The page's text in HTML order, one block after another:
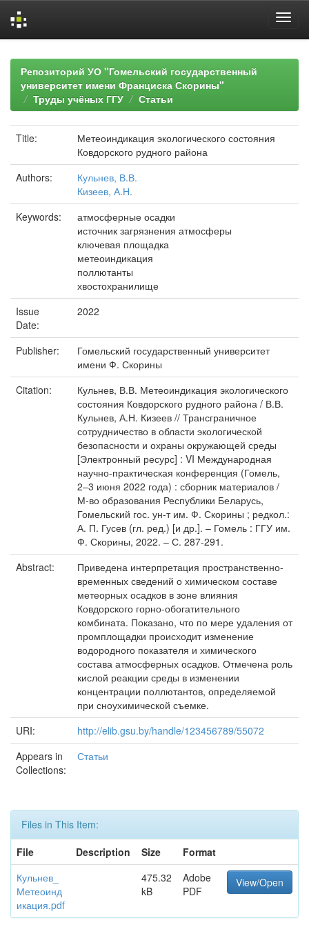
navigationРепозиторий УО "Гомельский государственный
университет имени Франциска Скорины"
Труды учёных ГГУ
Статьи
Title:
Метеоиндикация экологического состояния
Ковдорского рудного района
Authors:
Кульнев, В.В.
Кизеев, А.Н.
Keywords:
атмосферные осадки
источник загрязнения атмосферы
ключевая площадка
метеоиндикация
поллютанты
хвостохранилище
Issue
Date:
2022
Publisher:
Гомельский государственный университет
имени Ф. Скорины
Citation:
Кульнев, В.В. Метеоиндикация экологического
состояния Ковдорского рудного района / В.В.
Кульнев, А.Н. Кизеев // Трансграничное
сотрудничество в области экологической
безопасности и охраны окружающей среды
[Электронный ресурс] : VI Международная
научно-практическая конференция (Гомель,
2–3 июня 2022 года) : сборник материалов /
М-во образования Республики Беларусь,
Гомельский гос. ун-т им. Ф. Скорины ; редкол.:
А. П. Гусев (гл. ред.) [и др.]. – Гомель : ГГУ им.
Ф. Скорины, 2022. – С. 287-291.
Abstract:
Приведена интерпретация пространственно-
временных сведений о химическом составе
метеорных осадков в зоне влияния
Ковдорского горно-обогатительного
комбината. Показано, что по мере удаления от
промплощадки происходит изменение
водородного показателя и химического
состава атмосферных осадков. Отмечена роль
кислой реакции среды в изменении
концентрации поллютантов, определяемой
при сноухимической съемке.
URI:
http://elib.gsu.by/handle/123456789/55072
Appears in
Collections:
Статьи
Files in This Item:
File
Description Size
Format
Кульнев_
Метеоинд
икация.pdf
475.32
kB
Adobe
PDF
View/Open